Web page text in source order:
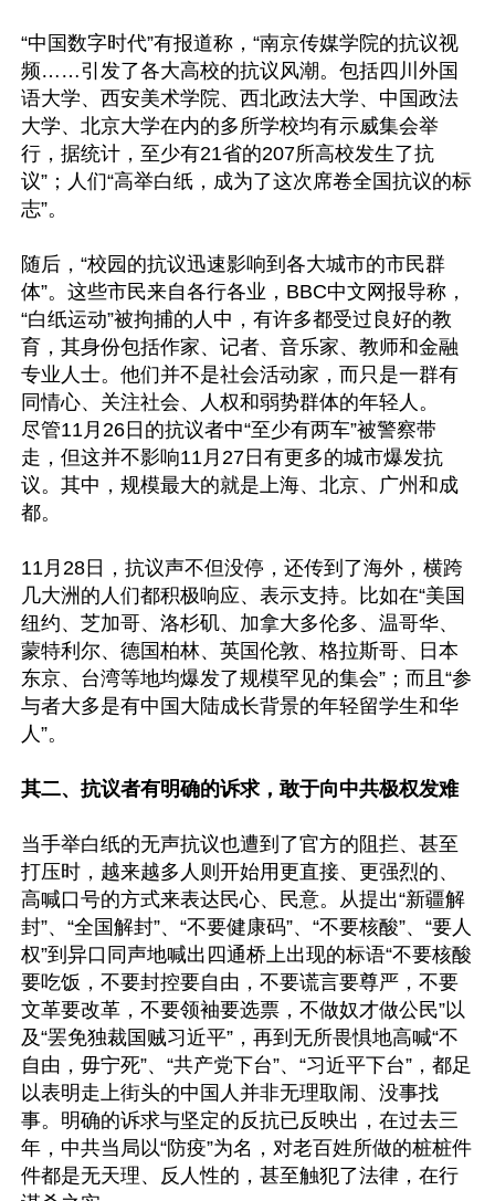
“中国数字时代”有报道称，“南京传媒学院的抗议视
频……引发了各大高校的抗议风潮。包括四川外国
语大学、西安美术学院、西北政法大学、中国政法
大学、北京大学在内的多所学校均有示威集会举
行，据统计，至少有21省的207所高校发生了抗
议”；人们“高举白纸，成为了这次席卷全国抗议的标
志”。
随后，“校园的抗议迅速影响到各大城市的市民群
体”。这些市民来自各行各业，BBC中文网报导称，
“白纸运动”被拘捕的人中，有许多都受过良好的教
育，其身份包括作家、记者、音乐家、教师和金融
专业人士。他们并不是社会活动家，而只是一群有
同情心、关注社会、人权和弱势群体的年轻人。
尽管11月26日的抗议者中“至少有两车”被警察带
走，但这并不影响11月27日有更多的城市爆发抗
议。其中，规模最大的就是上海、北京、广州和成
都。
11月28日，抗议声不但没停，还传到了海外，横跨
几大洲的人们都积极响应、表示支持。比如在“美国
纽约、芝加哥、洛杉矶、加拿大多伦多、温哥华、
蒙特利尔、德国柏林、英国伦敦、格拉斯哥、日本
东京、台湾等地均爆发了规模罕见的集会”；而且“参
与者大多是有中国大陆成长背景的年轻留学生和华
人”。
其二、抗议者有明确的诉求，敢于向中共极权发难
当手举白纸的无声抗议也遭到了官方的阻拦、甚至
打压时，越来越多人则开始用更直接、更强烈的、
高喊口号的方式来表达民心、民意。从提出“新疆解
封”、“全国解封”、“不要健康码”、“不要核酸”、“要人
权”到异口同声地喊出四通桥上出现的标语“不要核酸
要吃饭，不要封控要自由，不要谎言要尊严，不要
文革要改革，不要领袖要选票，不做奴才做公民”以
及“罢免独裁国贼习近平”，再到无所畏惧地高喊“不
自由，毋宁死”、“共产党下台”、“习近平下台”，都足
以表明走上街头的中国人并非无理取闹、没事找
事。明确的诉求与坚定的反抗已反映出，在过去三
年，中共当局以“防疫”为名，对老百姓所做的桩桩件
件都是无天理、反人性的，甚至触犯了法律，在行